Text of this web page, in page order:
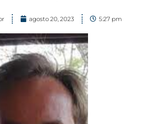
agosto 20, 2023 5:27 pm